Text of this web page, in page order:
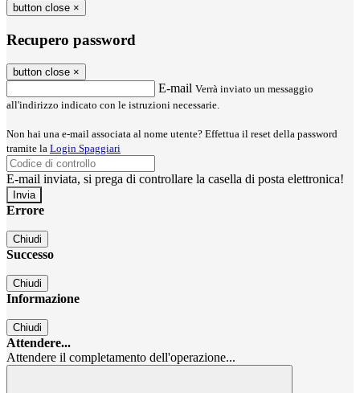
button close ×
Recupero password
button close ×
E-mail Verrà inviato un messaggio
all'indirizzo indicato con le istruzioni necessarie.
Non hai una e-mail associata al nome utente? Effettua il reset della password
tramite la Login Spaggiari
E-mail inviata, si prega di controllare la casella di posta elettronica!
Errore
Chiudi
Successo
Chiudi
Informazione
Chiudi
Attendere...
Attendere il completamento dell'operazione...